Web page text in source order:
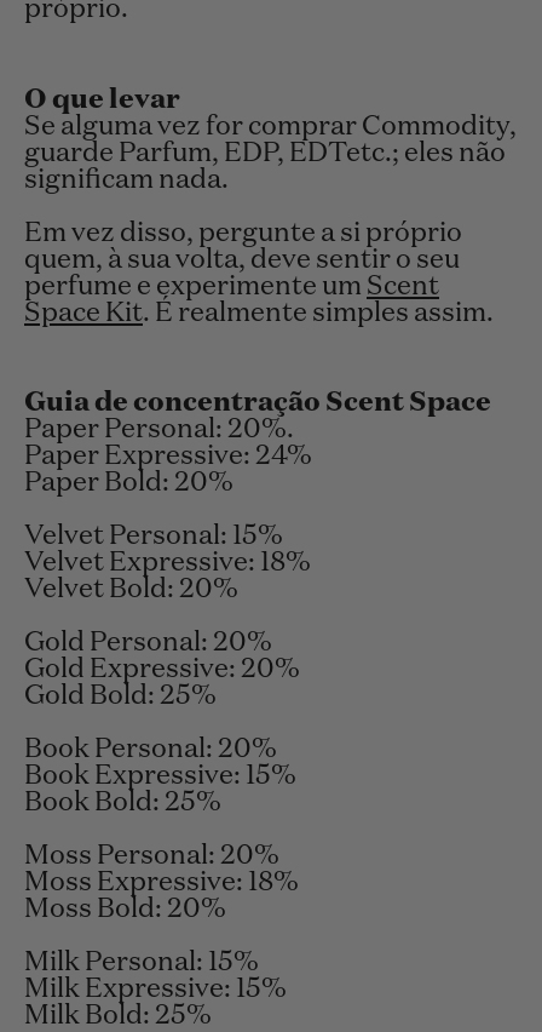
próprio.
O que levar
Se alguma vez for comprar Commodity,
guarde Parfum, EDP, EDTetc.; eles não
significam nada.
Em vez disso, pergunte a si próprio
quem, à sua volta, deve sentir o seu
perfume e experimente um Scent
Space Kit. É realmente simples assim.
Guia de concentração Scent Space
Paper Personal: 20%.
Paper Expressive: 24%
Paper Bold: 20%
Velvet Personal: 15%
Velvet Expressive: 18%
Velvet Bold: 20%
Gold Personal: 20%
Gold Expressive: 20%
Gold Bold: 25%
Book Personal: 20%
Book Expressive: 15%
Book Bold: 25%
Moss Personal: 20%
Moss Expressive: 18%
Moss Bold: 20%
Milk Personal: 15%
Milk Expressive: 15%
Milk Bold: 25%